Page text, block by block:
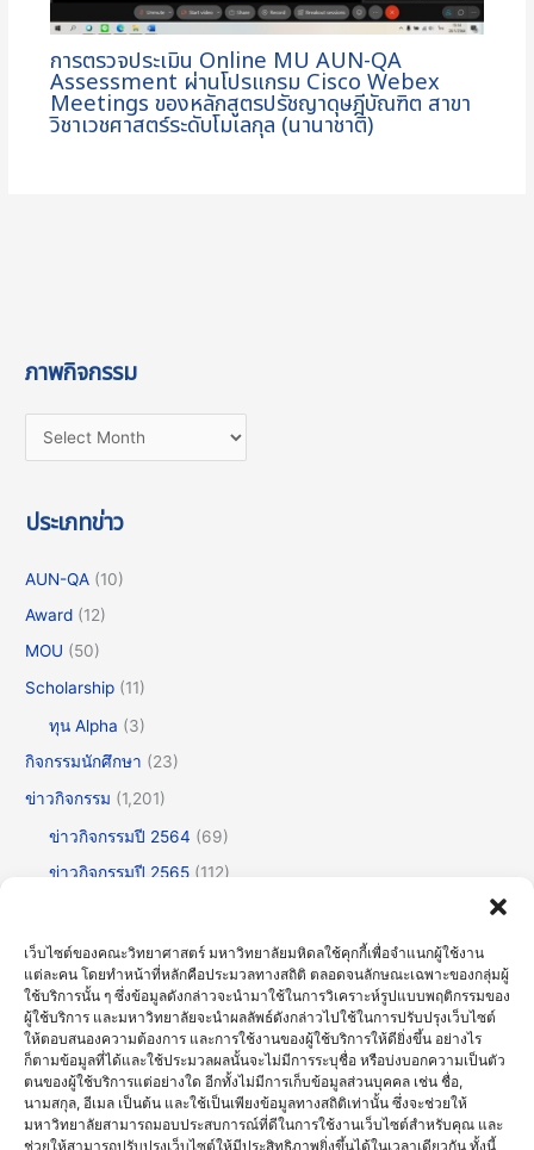
เว็บไซต์ของคณะวิทยาศาสตร์ มหาวิทยาลัยมหิดลใช้คุกกี้เพื่อจำแนกผู้ใช้งาน
แต่ละคน โดยทำหน้าที่หลักคือประมวลทางสถิติ ตลอดจนลักษณะเฉพาะของกลุ่มผู้
ใช้บริการนั้น ๆ ซึ่งข้อมูลดังกล่าวจะนำมาใช้ในการวิเคราะห์รูปแบบพฤติกรรมของ
ผู้ใช้บริการ และมหาวิทยาลัยจะนำผลลัพธ์ดังกล่าวไปใช้ในการปรับปรุงเว็บไซต์
ให้ตอบสนองความต้องการ และการใช้งานของผู้ใช้บริการให้ดียิ่งขึ้น อย่างไร
ก็ตามข้อมูลที่ได้และใช้ประมวลผลนั้นจะไม่มีการระบุชื่อ หรือบ่งบอกความเป็นตัว
ตนของผู้ใช้บริการแต่อย่างใด อีกทั้งไม่มีการเก็บข้อมูลส่วนบุคคล เช่น ชื่อ,
นามสกุล, อีเมล เป็นต้น และใช้เป็นเพียงข้อมูลทางสถิติเท่านั้น ซึ่งจะช่วยให้
มหาวิทยาลัยสามารถมอบประสบการณ์ที่ดีในการใช้งานเว็บไซต์สำหรับคุณ และ
ช่วยให้สามารถปรับปรุงเว็บไซต์ให้มีประสิทธิภาพยิ่งขึ้นได้ในเวลาเดียวกัน ทั้งนี้
การตรวจประเมิน Online MU AUN-QA
Assessment ผ่านโปรแกรม Cisco Webex
Meetings ของหลักสูตรปรัชญาดุษฎีบัณฑิต สาขา
วิชาเวชศาสตร์ระดับโมเลกุล (นานาชาติ)
ภาพกิจกรรม
ประเภทข่าว
AUN-QA (10)
Award (12)
MOU (50)
Scholarship (11)
ทุน Alpha (3)
กิจกรรมนักศึกษา (23)
ข่าวกิจกรรม (1,201)
ข่าวกิจกรรมปี 2564 (69)
ข่าวกิจกรรมปี 2565 (112)
ข่าวกิจกรรมปี 2567 (252)
ข่าวกิจกรรมปี 2568(355)
ข่าวกิจกรรมปี 2569(191)
ข่าวทั่วไป(716)
ข่าวธรรมาภิบาลและความโปร่งใส (OIT)(30)
บรรยายพิเศษ(123)